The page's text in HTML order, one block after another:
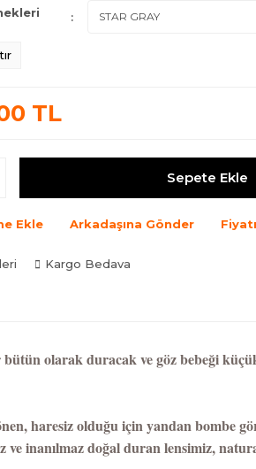
TL
Sepete Ekle
Ekle Arkadaşına Gönder
Kargo Bedava
olarak duracak ve göz bebeği
haresiz olduğu için yandan bombe
ve inanılmaz doğal duran lensimiz,